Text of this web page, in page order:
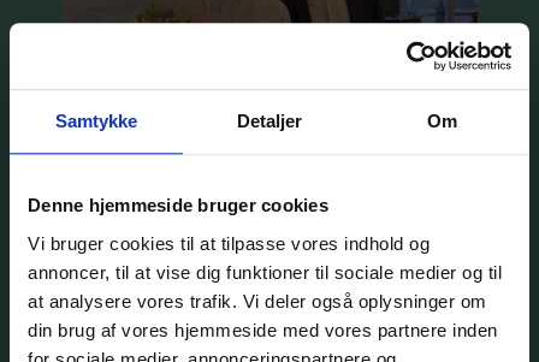
Samtykke Detaljer Om
Denne hjemmeside bruger cookies
Vi bruger cookies til at tilpasse vores indhold og
annoncer, til at vise dig funktioner til sociale medier og til
at analysere vores trafik. Vi deler også oplysninger om
din brug af vores hjemmeside med vores partnere inden
SCU
Dimission 2026: Tillykke til
årets legatmodtagere
Listen over studenter, der fik